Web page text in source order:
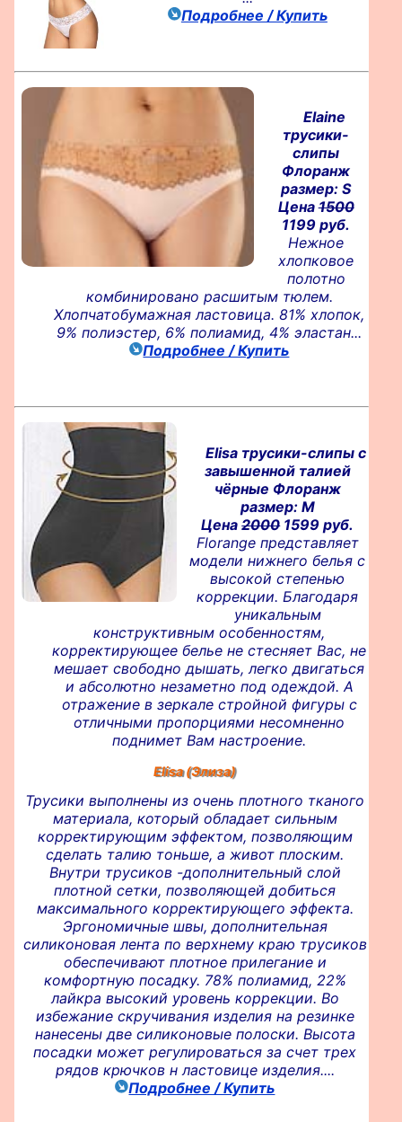
Подробнее / Купить
Elaine
трусики-
слипы
Флоранж
размер: S
Цена1500
1199 руб.
Нежное
хлопковое
полотно
комбинировано расшитым тюлем.
Хлопчатобумажная ластовица. 81% хлопок,
9% полиэстер, 6% полиамид, 4% эластан...
Подробнее / Купить
Elisa трусики-слипы с
завышенной талией
чёрные Флоранж
размер: M
Цена20001599 руб.
Florange представляет
модели нижнего белья с
высокой степенью
коррекции. Благодаря
уникальным
конструктивным особенностям,
корректирующее белье не стесняет Вас, не
мешает свободно дышать, легко двигаться
и абсолютно незаметно под одеждой. А
отражение в зеркале стройной фигуры с
отличными пропорциями несомненно
поднимет Вам настроение.
Elisa (Элиза)
Трусики выполнены из очень плотного тканого
материала, который обладает сильным
корректирующим эффектом, позволяющим
сделать талию тоньше, а живот плоским.
Внутри трусиков -дополнительный слой
плотной сетки, позволяющей добиться
максимального корректирующего эффекта.
Эргономичные швы, дополнительная
силиконовая лента по верхнему краю трусиков
обеспечивают плотное прилегание и
комфортную посадку. 78% полиамид, 22%
лайкра высокий уровень коррекции. Во
избежание скручивания изделия на резинке
нанесены две силиконовые полоски. Высота
посадки может регулироваться за счет трех
рядов крючков н ластовице изделия....
Подробнее / Купить